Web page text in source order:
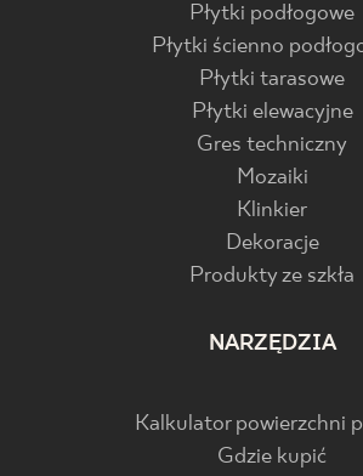
Płytki podłogowe
Płytki ścienno
Płytki tarasowe
Płytki elewacyjne
Gres techniczny
Mozaiki
Klinkier
Dekoracje
Produkty ze szkła
NARZĘDZIA
Kalkulator powierzchni
Gdzie kupić